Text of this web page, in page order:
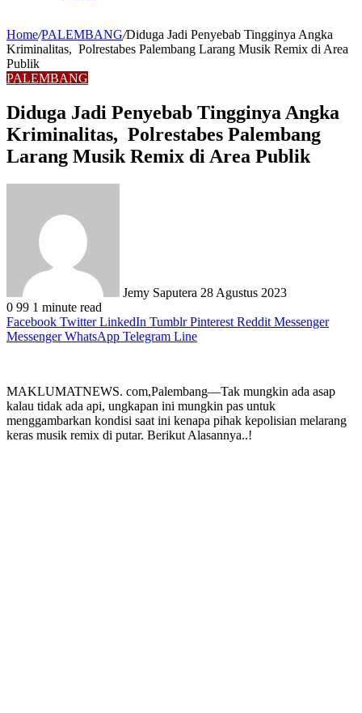
Home/PALEMBANG/Diduga Jadi Penyebab Tingginya Angka
Kriminalitas, Polrestabes Palembang Larang Musik Remix di Area
Publik
PALEMBANG
Diduga Jadi Penyebab Tingginya Angka
Kriminalitas, Polrestabes Palembang
Larang Musik Remix di Area Publik
Jemy Saputera 28 Agustus 2023
0 99 1 minute read
Facebook Twitter LinkedIn Tumblr Pinterest Reddit Messenger
Messenger WhatsApp Telegram Line
MAKLUMATNEWS. com,Palembang—Tak mungkin ada asap
kalau tidak ada api, ungkapan ini mungkin pas untuk
menggambarkan kondisi saat ini kenapa pihak kepolisian melarang
keras musik remix di putar. Berikut Alasannya..!